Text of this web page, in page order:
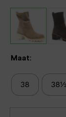
Maat:
38 38½